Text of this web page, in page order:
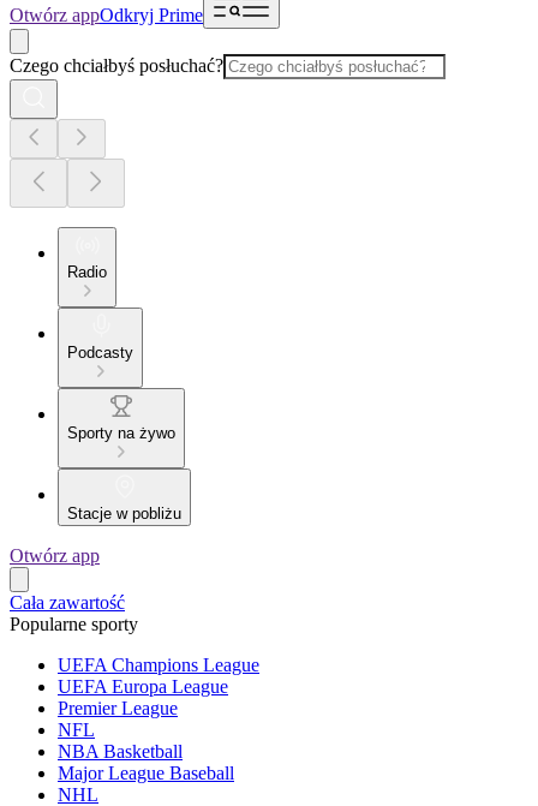
Otwórz appOdkryj Prime
Czego chciałbyś posłuchać?
Radio
Podcasty
Sporty na żywo
Stacje w pobliżu
Otwórz app
Cała zawartość
Popularne sporty
UEFA Champions League
UEFA Europa League
Premier League
NFL
NBA Basketball
Major League Baseball
NHL